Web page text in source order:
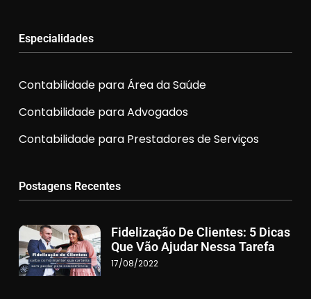
Especialidades
Contabilidade para Área da Saúde
Contabilidade para Advogados
Contabilidade para Prestadores de Serviços
Postagens Recentes
Fidelização De Clientes: 5 Dicas
Que Vão Ajudar Nessa Tarefa
17/08/2022